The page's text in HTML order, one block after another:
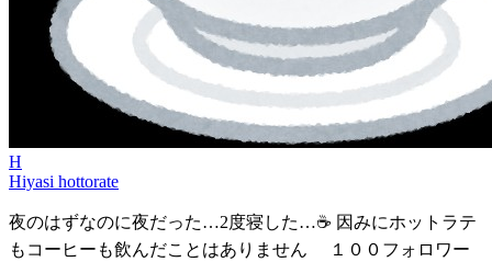
H
Hiyasi hottorate
夜のはずなのに夜だった…2度寝した…☕ 因みにホットラテ
もコーヒーも飲んだことはありません １００フォロワー